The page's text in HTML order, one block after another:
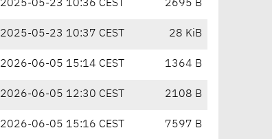
2025-05-23 10:36 CEST 2695 B
2025-05-23 10:37 CEST 28 KiB
2026-06-05 15:14 CEST 1364 B
2026-06-05 12:30 CEST 2108 B
2026-06-05 15:16 CEST 7597 B